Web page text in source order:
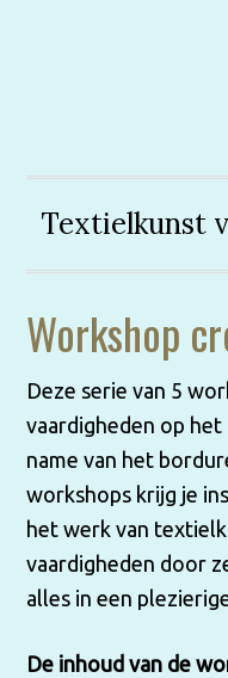
Textielkunst
Workshop
Deze serie van 5
vaardigheden op
name van het
workshops krijg je
het werk van
vaardigheden door
alles in een
De inhoud van de